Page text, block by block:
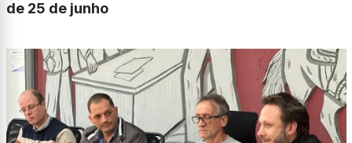
de 25 de junho